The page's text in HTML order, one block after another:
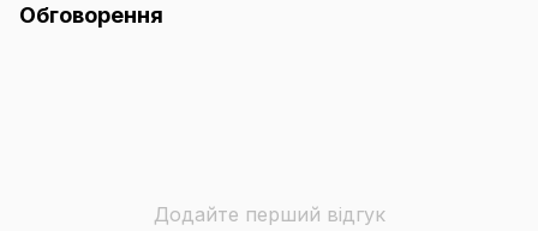
Обговорення
Додайте перший відгук